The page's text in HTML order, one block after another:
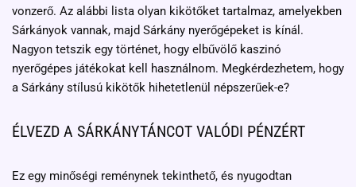
vonzerő. Az alábbi lista olyan kikötőket tartalmaz, amelyekben
Sárkányok vannak, majd Sárkány nyerőgépeket is kínál.
Nagyon tetszik egy történet, hogy elbűvölő kaszinó
nyerőgépes játékokat kell használnom. Megkérdezhetem, hogy
a Sárkány stílusú kikötők hihetetlenül népszerűek-e?
ÉLVEZD A SÁRKÁNYTÁNCOT VALÓDI PÉNZÉRT
Ez egy minőségi reménynek tekinthető, és nyugodtan